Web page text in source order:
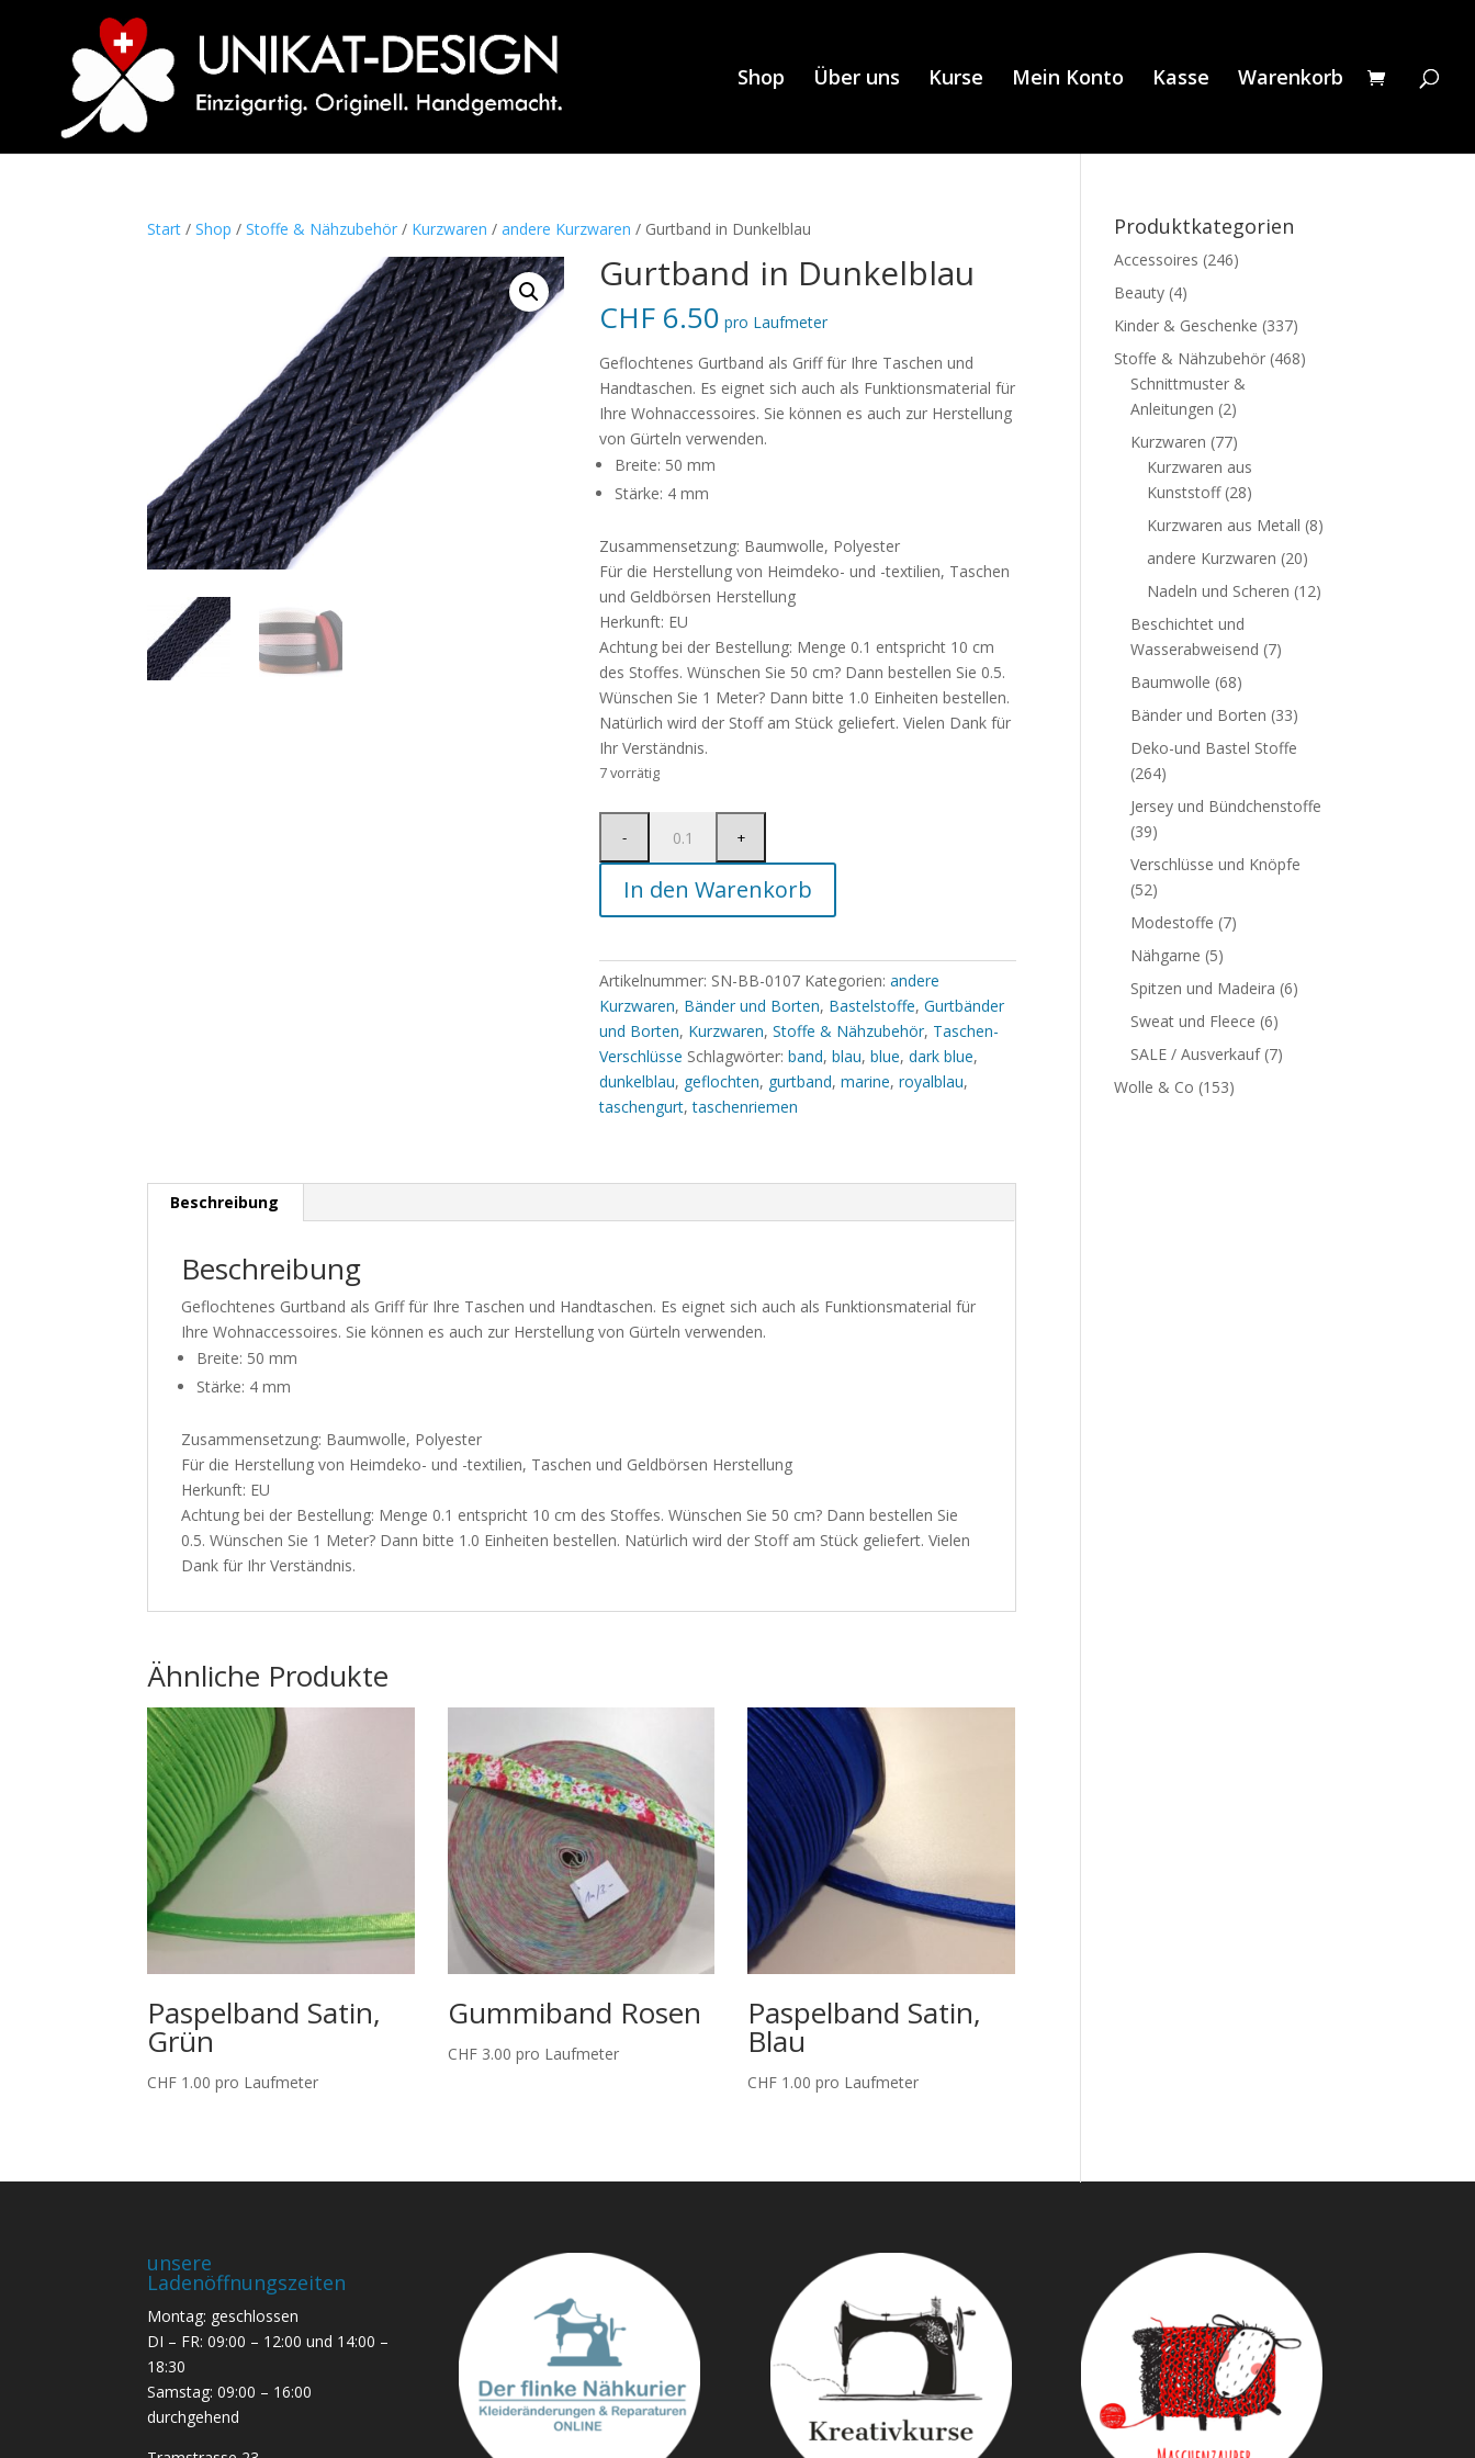
Shop Über uns Kurse Mein Konto Kasse Warenkorb
Start /Shop /Stoffe & Nähzubehör / Kurzwaren /andere Kurzwaren / Gurtband in Dunkelblau
Gurtband in Dunkelblau
CHF 6.50 pro Laufmeter
Geflochtenes Gurtband als Griff für Ihre Taschen und
Handtaschen. Es eignet sich auch als Funktionsmaterial für
Ihre Wohnaccessoires. Sie können es auch zur Herstellung
von Gürteln verwenden.
Breite: 50 mm
Stärke: 4 mm
Zusammensetzung: Baumwolle, Polyester
Für die Herstellung von Heimdeko- und -textilien, Taschen
und Geldbörsen Herstellung
Herkunft: EU
Achtung bei der Bestellung: Menge 0.1 entspricht 10 cm
des Stoffes. Wünschen Sie 50 cm? Dann bestellen Sie 0.5.
Wünschen Sie 1 Meter? Dann bitte 1.0 Einheiten bestellen.
Natürlich wird der Stoff am Stück geliefert. Vielen Dank für
Ihr Verständnis.
7 vorrätig
In den Warenkorb
Artikelnummer: SN-BB-0107 Kategorien:andere
Kurzwaren, Bänder und Borten, Bastelstoffe,Gurtbänder
und Borten, Kurzwaren,Stoffe & Nähzubehör, Taschen-
Verschlüsse Schlagwörter:band,blau,blue,dark blue,
dunkelblau, geflochten, gurtband,marine,royalblau,
taschengurt,taschenriemen
Beschreibung
Beschreibung
Geflochtenes Gurtband als Griff für Ihre Taschen und Handtaschen. Es eignet sich auch als Funktionsmaterial für
Ihre Wohnaccessoires. Sie können es auch zur Herstellung von Gürteln verwenden.
Breite: 50 mm
Stärke: 4 mm
Zusammensetzung: Baumwolle, Polyester
Für die Herstellung von Heimdeko- und -textilien, Taschen und Geldbörsen Herstellung
Herkunft: EU
Achtung bei der Bestellung: Menge 0.1 entspricht 10 cm des Stoffes. Wünschen Sie 50 cm? Dann bestellen Sie
0.5. Wünschen Sie 1 Meter? Dann bitte 1.0 Einheiten bestellen. Natürlich wird der Stoff am Stück geliefert. Vielen
Dank für Ihr Verständnis.
Ähnliche Produkte
Paspelband Satin,
Grün
CHF 1.00 pro Laufmeter
Gummiband Rosen
CHF3.00 pro Laufmeter
Paspelband Satin,
Blau
CHF 1.00 pro Laufmeter
Produktkategorien
Accessoires (246)
Beauty (4)
Kinder & Geschenke (337)
Stoffe & Nähzubehör (468)
Schnittmuster &
Anleitungen (2)
Kurzwaren (77)
Kurzwaren aus
Kunststoff (28)
Kurzwaren aus Metall (8)
andere Kurzwaren (20)
Nadeln und Scheren (12)
Beschichtet und
Wasserabweisend (7)
Baumwolle (68)
Bänder und Borten (33)
Deko-und Bastel Stoffe
(264)
Jersey und Bündchenstoffe
(39)
Verschlüsse und Knöpfe
(52)
Modestoffe (7)
Nähgarne (5)
Spitzen und Madeira (6)
Sweat und Fleece (6)
SALE / Ausverkauf (7)
Wolle & Co (153)
unsere
Ladenöffnungszeiten
Montag: geschlossen
DI – FR: 09:00 – 12:00 und 14:00 –
18:30
Samstag: 09:00 – 16:00
durchgehend